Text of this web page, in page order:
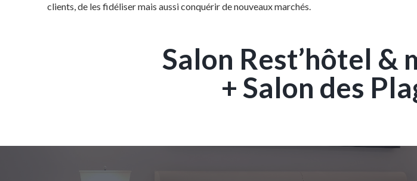
clients, de les fidéliser mais aussi conquérir de nouveaux marchés.
Salon Rest’hôtel &
+ Salon des